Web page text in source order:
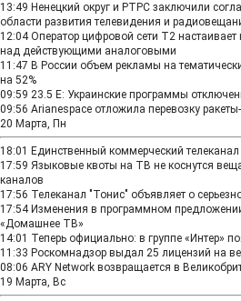
13:49 Ненецкий округ и РТРС заключили
области развития телевидения и
12:04 Оператор цифровой сети Т2
над действующими аналоговыми
11:47 В России объем рекламы на
на 52%
09:59 23.5 E: Украинские программы
09:56 Arianespace отложила перевозку
20 Марта, Пн
18:01 Единственный коммерческий
17:59 Языковые квоты на ТВ не коснутся
каналов
17:56 Телеканал "Тонис" объявляет о
17:54 Изменения в программном
«Домашнее ТВ»
14:01 Теперь официально: в группе «Интер»
11:33 Роскомнадзор выдал 25 лицензий на
08:06 ARY Network возвращается в
19 Марта, Вс